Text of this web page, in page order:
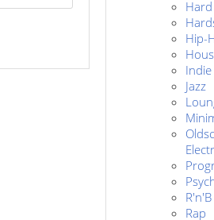
Hip-
Indie
Jazz
R'n'B
Rap